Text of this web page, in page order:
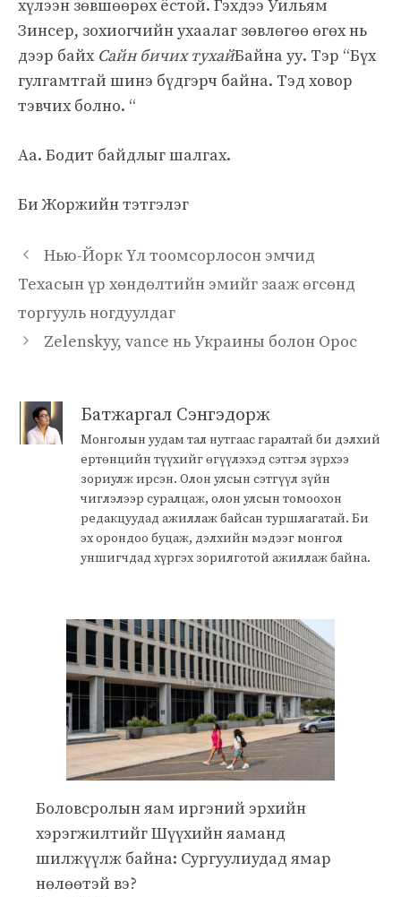
хүлээн зөвшөөрөх ёстой. Гэхдээ Уильям
Зинсер, зохиогчийн ухаалаг зөвлөгөө өгөх нь
дээр байх Сайн бичих тухайБайна уу. Тэр “Бүх
гулгамтгай шинэ бүдгэрч байна. Тэд ховор
тэвчих болно. “
Аа. Бодит байдлыг шалгах.
Би Жоржийн тэтгэлэг
Нью-Йорк Үл тоомсорлосон эмчид
Техасын үр хөндөлтийн эмийг зааж өгсөнд
торгууль ногдуулдаг
Zelenskyy, vance нь Украины болон Орос
Батжаргал Сэнгэдорж
Монголын уудам тал нутгаас гаралтай би дэлхий
ертөнцийн түүхийг өгүүлэхэд сэтгэл зүрхээ
зориулж ирсэн. Олон улсын сэтгүүл зүйн
чиглэлээр суралцаж, олон улсын томоохон
редакцуудад ажиллаж байсан туршлагатай. Би
эх орондоо буцаж, дэлхийн мэдээг монгол
уншигчдад хүргэх зорилготой ажиллаж байна.
Боловсролын яам иргэний эрхийн
хэрэгжилтийг Шүүхийн яаманд
шилжүүлж байна: Сургуулиудад ямар
нөлөөтэй вэ?